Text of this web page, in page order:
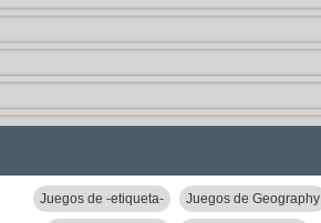
Juegos de -etiqueta- Juegos de Geography